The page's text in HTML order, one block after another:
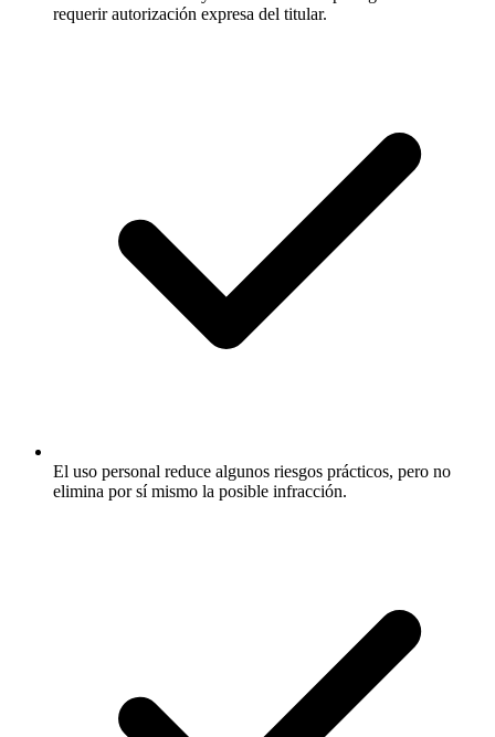
requerir autorización expresa del titular.
El uso personal reduce algunos riesgos prácticos, pero no
elimina por sí mismo la posible infracción.